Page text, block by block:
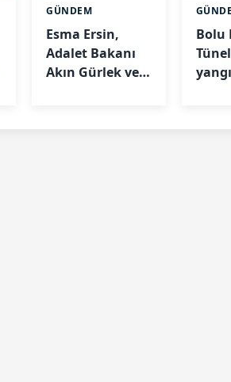
GÜNDEM
Esma Ersin,
Adalet Bakanı
Akın Gürlek ve
Bolu